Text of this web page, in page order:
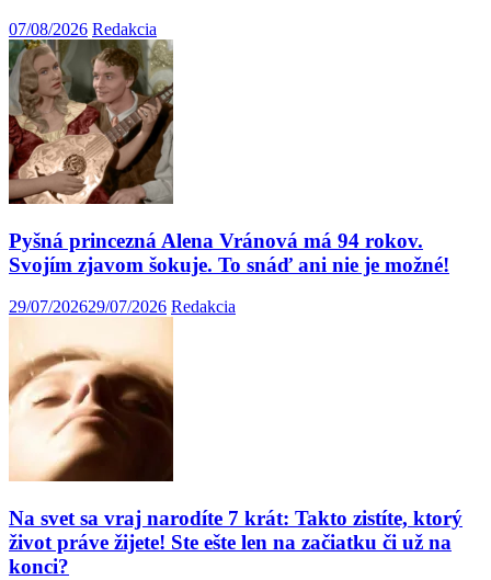
07/08/2026 Redakcia
Pyšná princezná Alena Vránová má 94 rokov.
Svojím zjavom šokuje. To snáď ani nie je možné!
29/07/202629/07/2026 Redakcia
Na svet sa vraj narodíte 7 krát: Takto zistíte, ktorý
život práve žijete! Ste ešte len na začiatku či už na
konci?